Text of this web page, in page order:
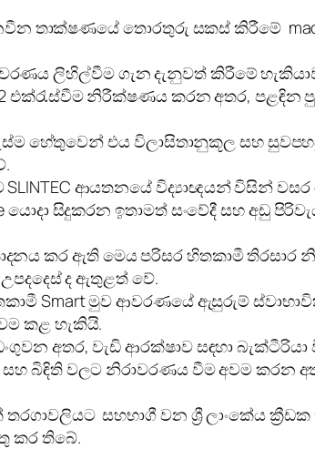
තාක්ෂණයේ තොරතුරු සකස් කිරීමේ
ලිහිල්වීම ගැන දැනුවත් කිරීමේ
නිරීක්ෂණය කරන අතර, පළඳින
හේතුවෙන් එය විලාසිතානුකූල සහ
ආයතනයේ විද්‍යාඥයන් විසින්
සිදුකරන ඉතාමත් සංවේදී සහ අඩු
කර ඇති මෙය පරිසර හිතකාමී
ද ඇතුළත් වේ.
Smart මුව ආවරණයේ ඇසුරුම්
කළ හැකියි.
අතර, වැඩි ආරක්ෂාව සඳහා
සහ බිඳිති වලට නිරාවරණය වීම අවම කරන
සහභාගී වන ශ්‍රී ලාංකේය ක්‍රීඩක
කර තිබේ.